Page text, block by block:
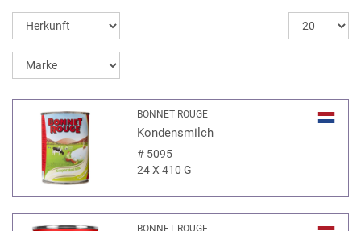
BONNET ROUGE
Kondensmilch
#5095
24 X 410 G
BONNET ROUGE